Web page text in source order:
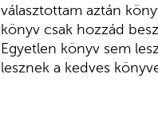
választottam aztán
könyv csak hozzád
Egyetlen könyv sem
lesznek a kedves